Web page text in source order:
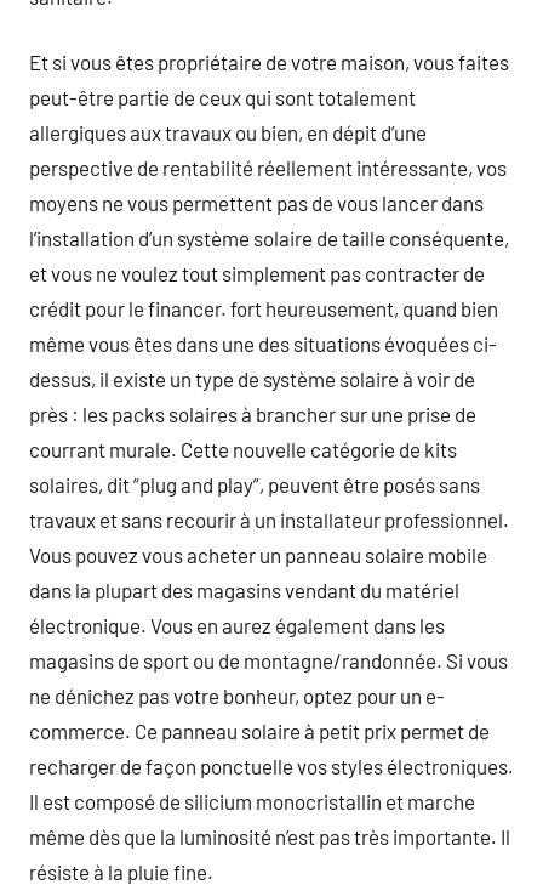
Et si vous êtes propriétaire de votre maison, vous faites
peut-être partie de ceux qui sont totalement
allergiques aux travaux ou bien, en dépit d’une
perspective de rentabilité réellement intéressante, vos
moyens ne vous permettent pas de vous lancer dans
l’installation d’un système solaire de taille conséquente,
et vous ne voulez tout simplement pas contracter de
crédit pour le financer. fort heureusement, quand bien
même vous êtes dans une des situations évoquées ci-
dessus, il existe un type de système solaire à voir de
près : les packs solaires à brancher sur une prise de
courrant murale. Cette nouvelle catégorie de kits
solaires, dit “plug and play”, peuvent être posés sans
travaux et sans recourir à un installateur professionnel.
Vous pouvez vous acheter un panneau solaire mobile
dans la plupart des magasins vendant du matériel
électronique. Vous en aurez également dans les
magasins de sport ou de montagne/randonnée. Si vous
ne dénichez pas votre bonheur, optez pour un e-
commerce. Ce panneau solaire à petit prix permet de
recharger de façon ponctuelle vos styles électroniques.
Il est composé de silicium monocristallin et marche
même dès que la luminosité n’est pas très importante. Il
résiste à la pluie fine.